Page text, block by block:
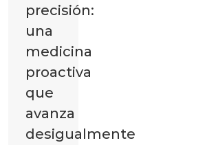
precisión:
una
medicina
proactiva
que
avanza
desigualmente